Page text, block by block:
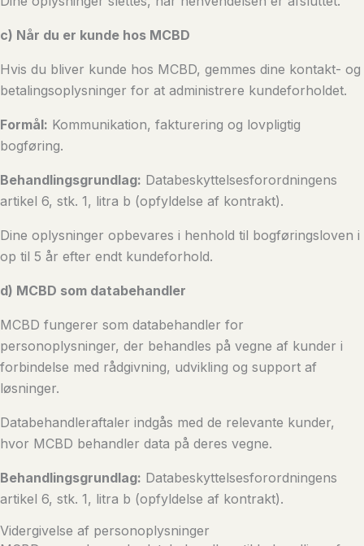
c) Når du er kunde hos MCBD
Hvis du bliver kunde hos MCBD, gemmes dine kontakt- og
betalingsoplysninger for at administrere kundeforholdet.
Formål: Kommunikation, fakturering og lovpligtig
bogføring.
Behandlingsgrundlag: Databeskyttelsesforordningens
artikel 6, stk. 1, litra b (opfyldelse af kontrakt).
Dine oplysninger opbevares i henhold til bogføringsloven i
op til 5 år efter endt kundeforhold.
d) MCBD som databehandler
MCBD fungerer som databehandler for
personoplysninger, der behandles på vegne af kunder i
forbindelse med rådgivning, udvikling og support af
løsninger.
Databehandleraftaler indgås med de relevante kunder,
hvor MCBD behandler data på deres vegne.
Behandlingsgrundlag: Databeskyttelsesforordningens
artikel 6, stk. 1, litra b (opfyldelse af kontrakt).
Vidergivelse af personoplysninger